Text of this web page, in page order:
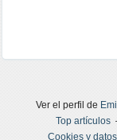
Ver el perfil de
Top artículos
Cookies y